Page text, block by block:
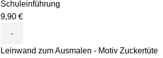
Schuleinführung
9,90 €
Leinwand zum Ausmalen - Motiv Zuckertüte